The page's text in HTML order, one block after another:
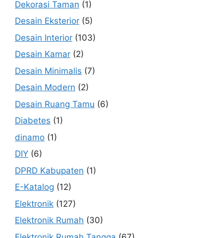
Dekorasi Taman (1)
Desain Eksterior (5)
Desain Interior (103)
Desain Kamar (2)
Desain Minimalis (7)
Desain Modern (2)
Desain Ruang Tamu (6)
Diabetes (1)
dinamo (1)
DIY (6)
DPRD Kabupaten (1)
E-Katalog (12)
Elektronik (127)
Elektronik Rumah (30)